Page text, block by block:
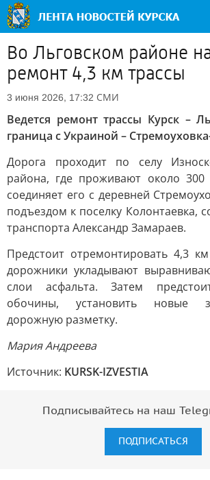
Во Льговском районе
ремонт 4,3 км трассы
3 июня 2026, 17:32 СМИ
Ведется ремонт трассы Курск –
граница с Украиной –
Дорога проходит по селу
района, где проживают около 300
соединяет его с деревней
подъездом к поселку Колонтаевка,
транспорта Александр Замараев.
Предстоит отремонтировать 4,3
дорожники укладывают
слои асфальта. Затем
обочины, установить новые
дорожную разметку.
Мария Андреева
Источник: KURSK-IZVESTIA
Подписывайтесь на наш
ПОДПИСАТЬСЯ